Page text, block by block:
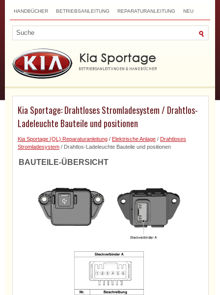
HANDBÜCHER BETRIEBSANLEITUNG REPARATURANLEITUNG NEU
Kia Sportage: Drahtloses Stromladesystem / Drahtlos-
Ladeleuchte Bauteile und positionen
Kia Sportage (QL) Reparaturanleitung / Elektrische Anlage / Drahtloses
Stromladesystem / Drahtlos-Ladeleuchte Bauteile und positionen
BAUTEILE-ÜBERSICHT